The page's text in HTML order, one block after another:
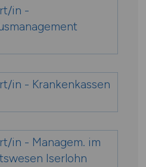
in -
in - Krankenkassen
in - Managem. im
Iserlohn